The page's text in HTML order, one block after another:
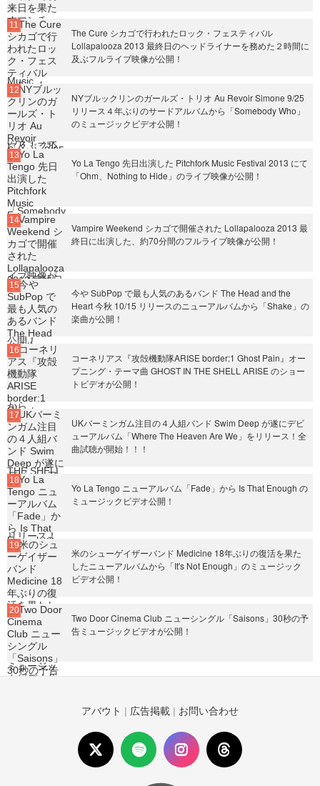
The Cure シカゴで行われたロック・フェスティバル
Lollapalooza 2013 最終日のヘッドライナーを務めた２時間に
及ぶフルライブ映像が公開！
NYブルックリンのガールズ・トリオ Au Revoir Simone 9/25
リリース４年ぶりのサードアルバムから「Somebody Who」
のミュージックビデオ公開！
Yo La Tengo 先日出演した Pitchfork Music Festival 2013 にて
「Ohm、Nothing to Hide」のライブ映像が公開！
Vampire Weekend シカゴで開催された Lollapalooza 2013 最
終日に出演した、約70分間のフルライブ映像が公開！
今や SubPop で最も人気のあるバンド The Head and the
Heart 今秋 10/15 リリースのニューアルバムから「Shake」の
楽曲が公開！
コーネリアス『攻殻機動隊ARISE border:1 Ghost Pain』オー
プニング・テーマ曲 GHOST IN THE SHELL ARISE のショー
トビデオが公開！
UKバーミンガム注目の４人組バンド Swim Deep が遂にデビ
ューアルバム「Where The Heaven Are We」をリリース！全
曲試聴が開始！！！
Yo La Tengo ニューアルバム「Fade」から Is That Enough の
ミュージックビデオ公開！
米のシューゲイザーバンド Medicine 18年ぶりの復活を果た
したニューアルバムから「It's Not Enough」のミュージック
ビデオ公開！
Two Door Cinema Club ニューシングル「Saisons」30秒の予
告ミュージックビデオが公開！
アバウト | 広告掲載 | お問い合わせ